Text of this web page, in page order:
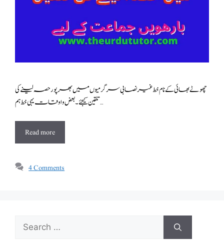
چھوٹے بھائی کے نام خط غیر نصابی سرگرمیوں میں بھرپور حصہ لینے کی
تلقین کیجئے۔بعض و اوقات یہی خط ہم …
Read more
4 Comments
Search
for: